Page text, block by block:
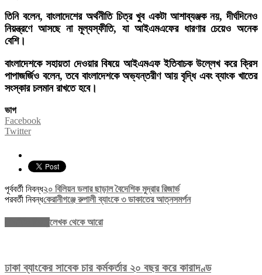
তিনি বলেন, বাংলাদেশের অর্থনীতি চিত্র খুব একটা আশাব্যঞ্জক নয়, দীর্ঘদিনেও
নিয়ন্ত্রণে আসছে না মূল্যস্ফীতি, যা আইএমএফের ধারণার চেয়েও অনেক
বেশি।
বাংলাদেশকে সহায়তা দেওয়ার বিষয়ে আইএমএফ ইতিবাচক উল্লেখ করে ক্রিস
পাপাজর্জিও বলেন, তবে বাংলাদেশকে অভ্যন্তরীণ আয় বৃদ্ধি এবং ব্যাংক খাতের
সংস্কার চলমান রাখতে হবে।
ভাগ
Facebook
Twitter
পূর্ববর্তী নিবন্ধ২০ বিলিয়ন ডলার ছাড়াল বৈদেশিক মুদ্রার রিজার্ভ
পরবর্তী নিবন্ধকেরানীগঞ্জে রুপালী ব্যাংকে ৩ ডাকাতের আত্নসমর্পন
লেখক থেকে আরো
ঢাকা ব্যাংকের সাবেক চার কর্মকর্তার ২০ বছর করে কারাদণ্ড